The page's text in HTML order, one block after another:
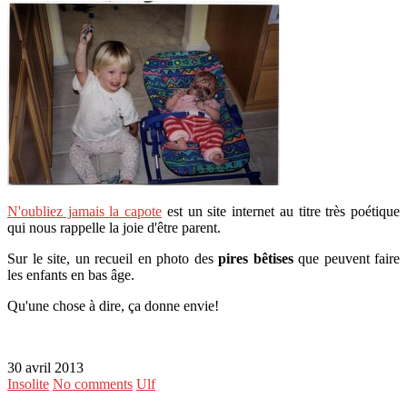
N'oubliez jamais la capote est un site internet au titre très poétique
qui nous rappelle la joie d'être parent.
Sur le site, un recueil en photo des pires bêtises que peuvent faire
les enfants en bas âge.
Qu'une chose à dire, ça donne envie!
30 avril 2013
Insolite No comments Ulf